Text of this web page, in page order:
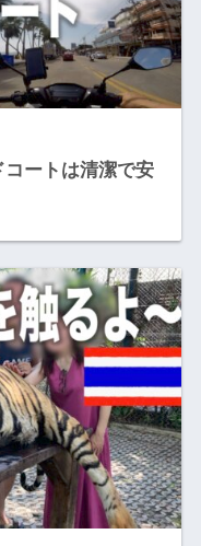
ートは清潔で安